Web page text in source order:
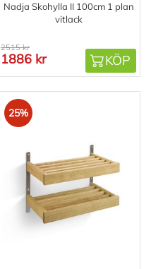
Nadja Skohylla II 100cm 1 plan
vitlack
2515 kr
1886 kr KÖP
25%